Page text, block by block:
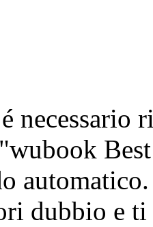
necessario
dubbio e